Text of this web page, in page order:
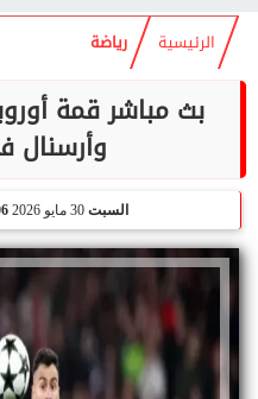
الرئيسية رياضة
بث مباشر قمة
وأرسنال
السبت